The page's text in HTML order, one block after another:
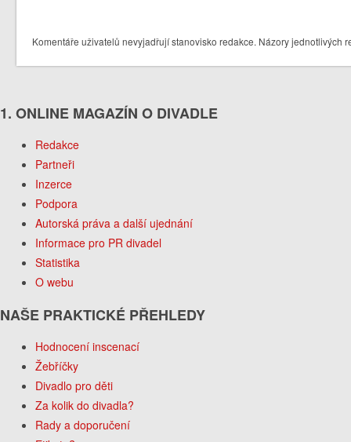
Komentáře uživatelů nevyjadřují stanovisko redakce. Názory jednotlivých
1. ONLINE MAGAZÍN O DIVADLE
Redakce
Partneři
Inzerce
Podpora
Autorská práva a další ujednání
Informace pro PR divadel
Statistika
O webu
NAŠE PRAKTICKÉ PŘEHLEDY
Hodnocení inscenací
Žebříčky
Divadlo pro děti
Za kolik do divadla?
Rady a doporučení